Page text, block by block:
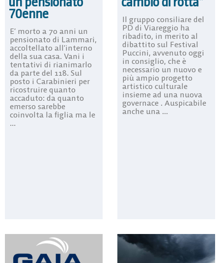
70enne
E’ morto a 70 anni un
pensionato di Lammari,
accoltellato all’interno
della sua casa. Vani i
tentativi di rianimarlo
da parte del 118. Sul
posto i Carabinieri per
ricostruire quanto
accaduto: da quanto
emerso sarebbe
coinvolta la figlia ma le
...
Il gruppo consiliare del
PD di Viareggio ha
ribadito, in merito al
dibattito sul Festival
Puccini, avvenuto oggi
in consiglio, che è
necessario un nuovo e
più ampio progetto
artistico culturale
insieme ad una nuova
governace . Auspicabile
anche una ...